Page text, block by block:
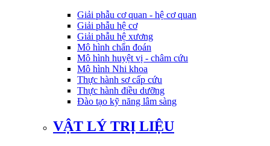
Giải phẫu cơ quan - hệ cơ quan
Giải phẫu hệ cơ
Giải phẫu hệ xương
Mô hình chẩn đoán
Mô hình huyệt vị - châm cứu
Mô hình Nhi khoa
Thực hành sơ cấp cứu
Thực hành điều dưỡng
Đào tạo kỹ năng lâm sàng
VẬT LÝ TRỊ LIỆU